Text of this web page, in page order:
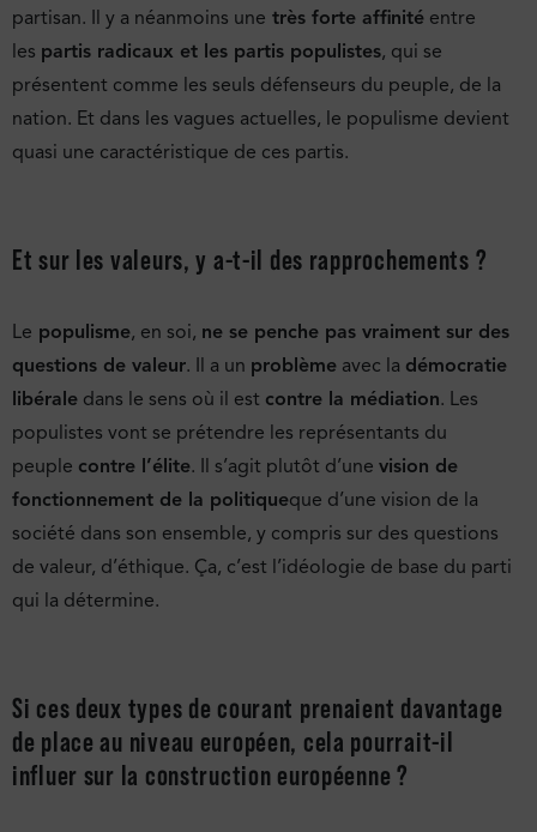
partisan. Il y a néanmoins une très forte affinité entre
les partis radicaux et les partis populistes, qui se
présentent comme les seuls défenseurs du peuple, de la
nation. Et dans les vagues actuelles, le populisme devient
quasi une caractéristique de ces partis.
Et sur les valeurs, y a-t-il des rapprochements ?
Le populisme, en soi, ne se penche pas vraiment sur des
questions de valeur. Il a un problème avec la démocratie
libérale dans le sens où il est contre la médiation. Les
populistes vont se prétendre les représentants du
peuple contre l’élite. Il s’agit plutôt d’une vision de
fonctionnement de la politiqueque d’une vision de la
société dans son ensemble, y compris sur des questions
de valeur, d’éthique. Ça, c’est l’idéologie de base du parti
qui la détermine.
Si ces deux types de courant prenaient davantage
de place au niveau européen, cela pourrait-il
influer sur la construction européenne ?